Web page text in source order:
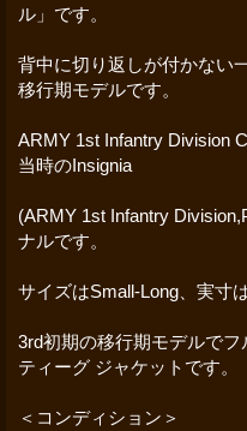
ル」です。
背中に切り返しが付かない
移行期モデルです。
ARMY 1st Infantry Division
当時のInsignia
(ARMY 1st Infantry
ナルです。
サイズはSmall-Long、実寸
3rd初期の移行期モデルで
ティーグ ジャケットです。
＜コンディション＞